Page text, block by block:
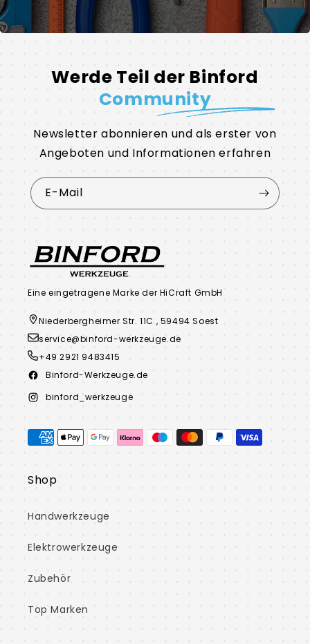
Werde Teil der Binford
Community
Newsletter abonnieren und als erster von
Angeboten und Informationen erfahren
E-Mail
Eine eingetragene Marke der HiCraft GmbH
Niederbergheimer Str. 11C , 59494 Soest
service@binford-werkzeuge.de
+49 2921 9483415
Facebook
Binford-Werkzeuge.de
Instagram
binford_werkzeuge
Zahlungsmethoden
Shop
Handwerkzeuge
Elektrowerkzeuge
Zubehör
Top Marken